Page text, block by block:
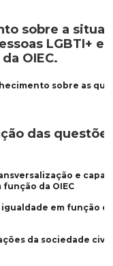
sobre a
LGBTI+ e
OIEC.
sobre as
das
e
da OIEC
em função da
da sociedade civil